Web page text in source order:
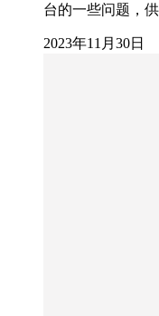
台的一些问题，
2023年11月30日